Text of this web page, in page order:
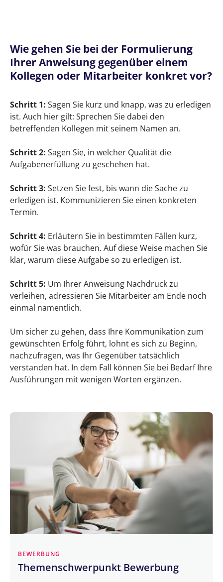
Wie gehen Sie bei der Formulierung
Ihrer Anweisung gegenüber einem
Kollegen oder Mitarbeiter konkret vor?
Schritt 1: Sagen Sie kurz und knapp, was zu erledigen
ist. Auch hier gilt: Sprechen Sie dabei den
betreffenden Kollegen mit seinem Namen an.
Schritt 2: Sagen Sie, in welcher Qualität die
Aufgabenerfüllung zu geschehen hat.
Schritt 3: Setzen Sie fest, bis wann die Sache zu
erledigen ist. Kommunizieren Sie einen konkreten
Termin.
Schritt 4: Erläutern Sie in bestimmten Fällen kurz,
wofür Sie was brauchen. Auf diese Weise machen Sie
klar, warum diese Aufgabe so zu erledigen ist.
Schritt 5: Um Ihrer Anweisung Nachdruck zu
verleihen, adressieren Sie Mitarbeiter am Ende noch
einmal namentlich.
Um sicher zu gehen, dass Ihre Kommunikation zum
gewünschten Erfolg führt, lohnt es sich zu Beginn,
nachzufragen, was Ihr Gegenüber tatsächlich
verstanden hat. In dem Fall können Sie bei Bedarf Ihre
Ausführungen mit wenigen Worten ergänzen.
BEWERBUNG
Themenschwerpunkt Bewerbung